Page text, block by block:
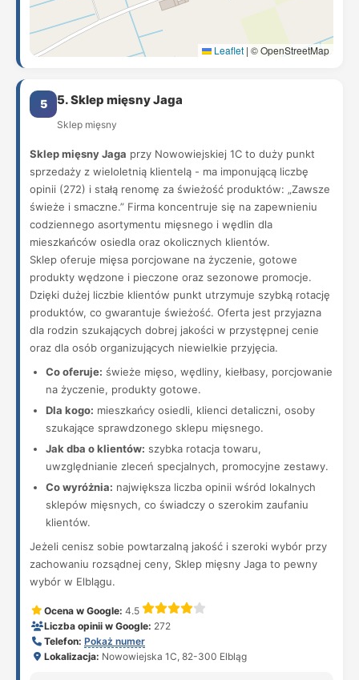
Leaflet | © OpenStreetMap
5 5. Sklep mięsny Jaga
Sklep mięsny
Sklep mięsny Jaga przy Nowowiejskiej 1C to duży punkt
sprzedaży z wieloletnią klientelą - ma imponującą liczbę
opinii (272) i stałą renomę za świeżość produktów: „Zawsze
świeże i smaczne.” Firma koncentruje się na zapewnieniu
codziennego asortymentu mięsnego i wędlin dla
mieszkańców osiedla oraz okolicznych klientów.
Sklep oferuje mięsa porcjowane na życzenie, gotowe
produkty wędzone i pieczone oraz sezonowe promocje.
Dzięki dużej liczbie klientów punkt utrzymuje szybką rotację
produktów, co gwarantuje świeżość. Oferta jest przyjazna
dla rodzin szukających dobrej jakości w przystępnej cenie
oraz dla osób organizujących niewielkie przyjęcia.
Co oferuje: świeże mięso, wędliny, kiełbasy, porcjowanie
na życzenie, produkty gotowe.
Dla kogo: mieszkańcy osiedli, klienci detaliczni, osoby
szukające sprawdzonego sklepu mięsnego.
Jak dba o klientów: szybka rotacja towaru,
uwzględnianie zleceń specjalnych, promocyjne zestawy.
Co wyróżnia: największa liczba opinii wśród lokalnych
sklepów mięsnych, co świadczy o szerokim zaufaniu
klientów.
Jeżeli cenisz sobie powtarzalną jakość i szeroki wybór przy
zachowaniu rozsądnej ceny, Sklep mięsny Jaga to pewny
wybór w Elblągu.
Ocena w Google: 4.5
Liczba opinii w Google: 272
Telefon: Pokaż numer
Lokalizacja: Nowowiejska 1C, 82-300 Elbląg